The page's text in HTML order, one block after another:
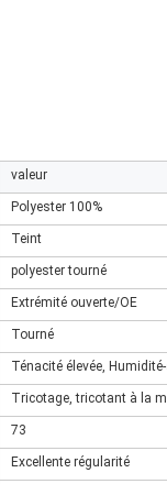
valeur
Polyester 100%
Teint
polyester tourné
Extrémité ouverte/OE
Tourné
Ténacité élevée,
Tricotage, tricotant à la
73
Excellente régularité